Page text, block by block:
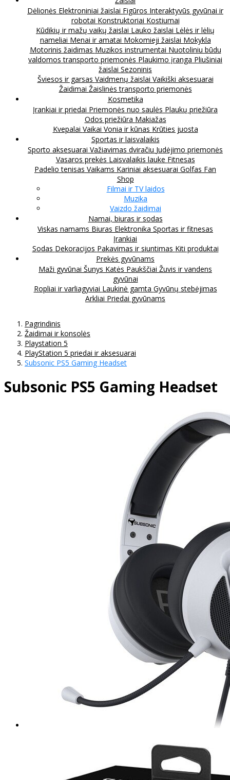
Dėlionės Elektroniniai žaislai Figūros Interaktyvūs gyvūnai ir
robotai Konstruktoriai Kostiumai
Kūdikių ir mažų vaikų žaislai Lauko žaislai Lėlės ir lėlių
nameliai Menai ir amatai Mokomieji žaislai Mokykla
Motorinis žaidimas Muzikos instrumentai Nuotoliniu būdu
valdomos transporto priemonės Plaukimo įranga Pliušiniai
žaislai Sezoninis
Šviesos ir garsas Vaidmenų žaislai Vaikiški aksesuarai
Žaidimai Žaislinės transporto priemonės
Kosmetika
Įrankiai ir priedai Priemonės nuo saulės Plaukų priežiūra
Odos priežiūra Makiažas
Kvepalai Vaikai Vonia ir kūnas Krūties juosta
Sportas ir laisvalaikis
Sporto aksesuarai Važiavimas dviračiu Judėjimo priemonės
Vasaros prekės Laisvalaikis lauke Fitnesas
Padelio tenisas Vaikams Kariniai aksesuarai Golfas Fan
Shop
Filmai ir TV laidos
Muzika
Vaizdo žaidimai
Namai, biuras ir sodas
Viskas namams Biuras Elektronika Sportas ir fitnesas
Įrankiai
Sodas Dekoracijos Pakavimas ir siuntimas Kiti produktai
Prekės gyvūnams
Maži gyvūnai Šunys Katės Paukščiai Žuvis ir vandens
gyvūnai
Ropliai ir varliagyviai Laukinė gamta Gyvūnų stebėjimas
Arkliai Priedai gyvūnams
Pagrindinis
Žaidimai ir konsolės
Playstation 5
PlayStation 5 priedai ir aksesuarai
Subsonic PS5 Gaming Headset
Subsonic PS5 Gaming Headset